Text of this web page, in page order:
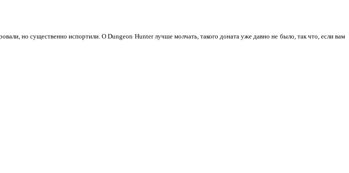
но существенно испортили. О Dungeon Hunter лучше молчать, такого доната уже давно не было, так что, если вам